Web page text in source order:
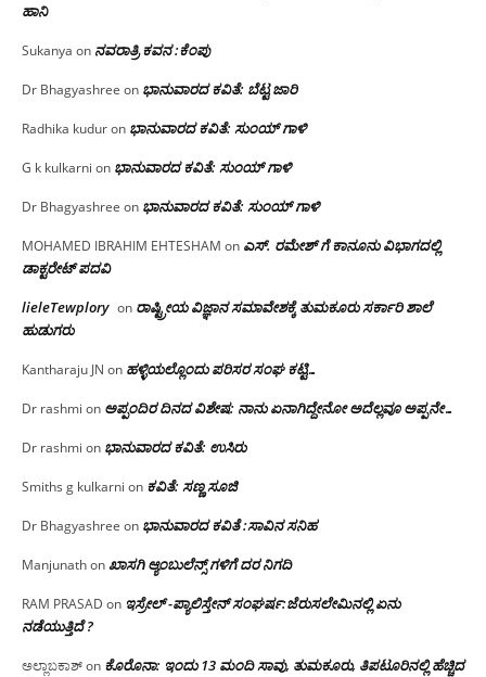
ಹಾನಿ
Sukanya on ನವರಾತ್ರಿ ಕವನ :ಕೆಂಪು
Dr Bhagyashree on ಭಾನುವಾರದ ಕವಿತೆ: ಬೆಟ್ಟ ಜಾರಿ
Radhika kuduron ಭಾನುವಾರದ ಕವಿತೆ: ಸುಂಯ್ ಗಾಳಿ
G k kulkarni on ಭಾನುವಾರದ ಕವಿತೆ: ಸುಂಯ್ ಗಾಳಿ
Dr Bhagyashree on ಭಾನುವಾರದ ಕವಿತೆ: ಸುಂಯ್ ಗಾಳಿ
MOHAMED IBRAHIM EHTESHAM on ಎಸ್. ರಮೇಶ್ ಗೆ ಕಾನೂನು ವಿಭಾಗದಲ್ಲಿ
ಡಾಕ್ಟರೇಟ್ ಪದವಿ
lieleTewplory on ರಾಷ್ಟ್ರೀಯ ವಿಜ್ಞಾನ ಸಮಾವೇಶಕ್ಕೆ‌ ತುಮಕೂರು ಸರ್ಕಾರಿ ಶಾಲೆ
ಹುಡುಗರು
Kantharaju JN on ಹಳ್ಳಿಯಲ್ಲೊಂದು ಪರಿಸರ ಸಂಘ ಕಟ್ಟಿ…
Dr rashmi on ಅಪ್ಪಂದಿರ ದಿನದ ವಿಶೇಷ: ನಾನು ಏನಾಗಿದ್ದೇನೋ‌ ಅದೆಲ್ಲವೂ ಅಪ್ಪನೇ…
Dr rashmi on ಭಾನುವಾರದ ಕವಿತೆ: ಉಸಿರು
Smiths g kulkarni on ಕವಿತೆ: ಸಣ್ಣ ಸೂಜಿ
Dr Bhagyashree on ಭಾನುವಾರದ ಕವಿತೆ :ಸಾವಿನ ಸನಿಹ
Manjunathonಖಾಸಗಿ ಆ್ಯಂಬುಲೆನ್ಸ್ ಗಳಿಗೆ ದರ ನಿಗದಿ
RAM PRASAD on ಇಸ್ರೇಲ್ -ಪ್ಯಾಲಿಸ್ತೇನ್ ಸಂಘರ್ಷ:ಜೆರುಸಲೇಮಿನಲ್ಲಿ ಏನು
ನಡೆಯುತ್ತಿದೆ ?
ಅಲ್ಲಾಬಕಾಶ್on ಕೊರೊನಾ: ಇಂದು 13 ಮಂದಿ ಸಾವು, ತುಮಕೂರು, ತಿಪಟೂರಿನಲ್ಲಿ ಹೆಚ್ಚಿದ